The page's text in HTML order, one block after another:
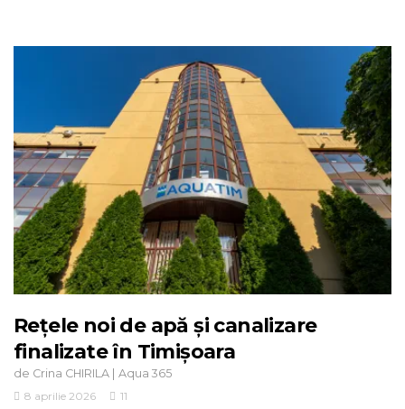
Rețele noi de apă și canalizare
finalizate în Timișoara
de Crina CHIRILA | Aqua 365
8 aprilie 2026
11